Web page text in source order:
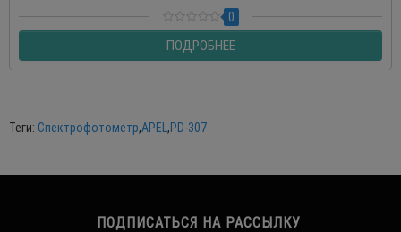
0
ПОДРОБНЕЕ
Теги: Спектрофотометр,APEL ,PD-307
ПОДПИСАТЬСЯ НА РАССЫЛКУ